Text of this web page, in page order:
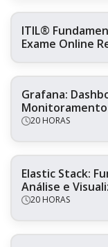
ITIL®
Exame Online
Grafana:
Monitoramento
20 HORAS
Elastic Stack:
Análise e
20 HORAS